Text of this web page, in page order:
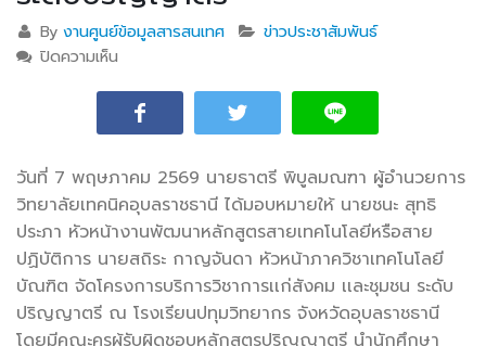
Byงานศูนย์ข้อมูลสารสนเทศ
ข่าวประชาสัมพันธ์
ปิดความเห็น
วันที่ 7 พฤษภาคม 2569 นายธาตรี พิบูลมณฑา ผู้อำนวยการ
วิทยาลัยเทคนิคอุบลราชธานี ได้มอบหมายให้ นายชนะ สุทธิ
ประภา หัวหน้างานพัฒนาหลักสูตรสายเทคโนโลยีหรือสาย
ปฏิบัติการ นายสถิระ กาญจันดา หัวหน้าภาควิชาเทคโนโลยี
บัณฑิต จัดโครงการบริการวิชาการเเก่สังคม เเละชุมชน ระดับ
ปริญญาตรี ณ โรงเรียนปทุมวิทยากร จังหวัดอุบลราชธานี
โดยมีคณะครูผู้รับผิดชอบหลักสูตรปริญญาตรี นำนักศึกษา